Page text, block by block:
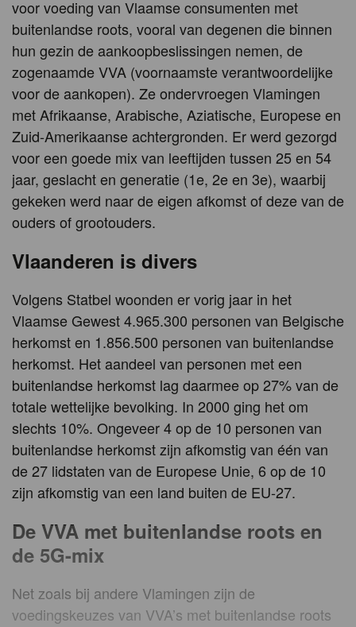
voor voeding van Vlaamse consumenten met
buitenlandse roots, vooral van degenen die binnen
hun gezin de aankoopbeslissingen nemen, de
zogenaamde VVA (voornaamste verantwoordelijke
voor de aankopen). Ze ondervroegen Vlamingen
met Afrikaanse, Arabische, Aziatische, Europese en
Zuid-Amerikaanse achtergronden. Er werd gezorgd
voor een goede mix van leeftijden tussen 25 en 54
jaar, geslacht en generatie (1e, 2e en 3e), waarbij
gekeken werd naar de eigen afkomst of deze van de
ouders of grootouders.
Vlaanderen is divers
Volgens Statbel woonden er vorig jaar in het
Vlaamse Gewest 4.965.300 personen van Belgische
herkomst en 1.856.500 personen van buitenlandse
herkomst. Het aandeel van personen met een
buitenlandse herkomst lag daarmee op 27% van de
totale wettelijke bevolking. In 2000 ging het om
slechts 10%. Ongeveer 4 op de 10 personen van
buitenlandse herkomst zijn afkomstig van één van
de 27 lidstaten van de Europese Unie, 6 op de 10
zijn afkomstig van een land buiten de EU-27.
De VVA met buitenlandse roots en
de 5G-mix
Net zoals bij andere Vlamingen zijn de
voedingskeuzes van VVA’s met buitenlandse roots